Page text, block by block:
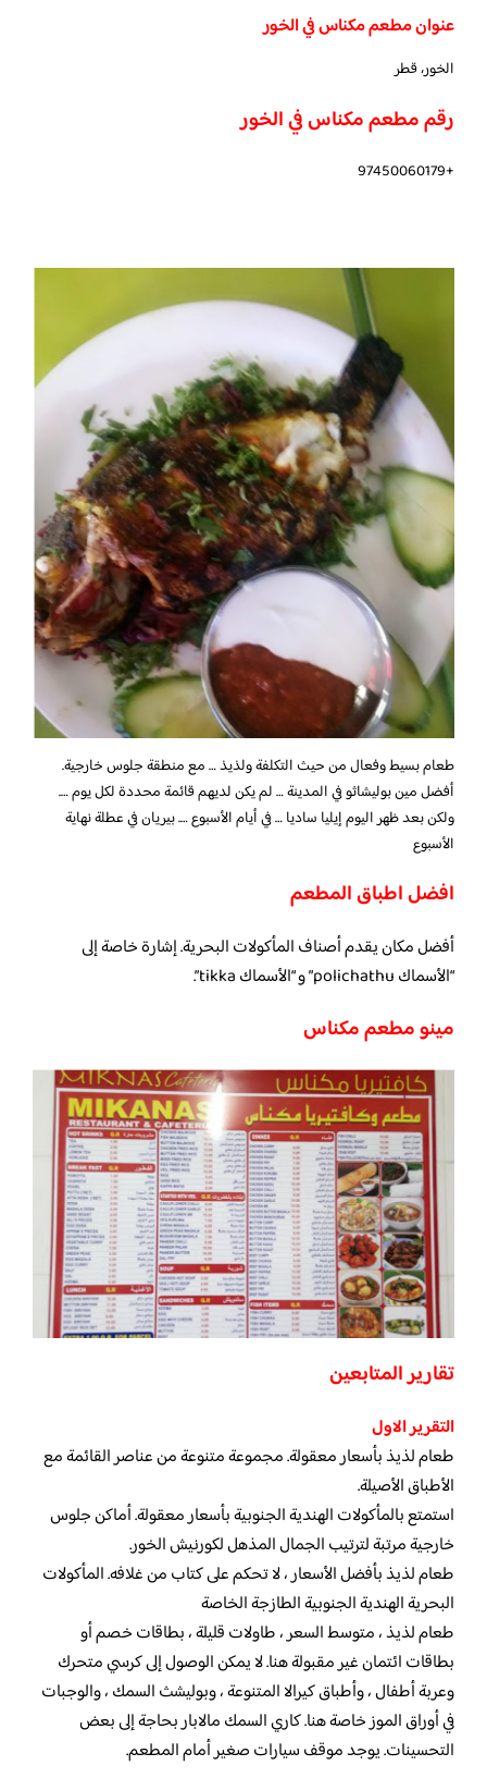
عنوان مطعم مكناس في الخور
الخور، قطر
رقم مطعم مكناس في الخور
+97450060179
طعام بسيط وفعال من حيث التكلفة ولذيذ … مع منطقة جلوس خارجية.
أفضل مين بوليشاثو في المدينة … لم يكن لديهم قائمة محددة لكل يوم ….
ولكن بعد ظهر اليوم إيليا ساديا … في أيام الأسبوع …. بيريان في عطلة نهاية
الأسبوع
افضل اطباق المطعم
أفضل مكان يقدم أصناف المأكولات البحرية. إشارة خاصة إلى
“الأسماك polichathu” و “الأسماك tikka”.
مينو مطعم مكناس
تقارير المتابعين
التقرير الاول
طعام لذيذ بأسعار معقولة. مجموعة متنوعة من عناصر القائمة مع
الأطباق الأصيلة.
استمتع بالمأكولات الهندية الجنوبية بأسعار معقولة. أماكن جلوس
خارجية مرتبة لترتيب الجمال المذهل لكورنيش الخور.
طعام لذيذ بأفضل الأسعار ، لا تحكم على كتاب من غلافه. المأكولات
البحرية الهندية الجنوبية الطازجة الخاصة
طعام لذيذ ، متوسط ​​السعر ، طاولات قليلة ، بطاقات خصم أو
بطاقات ائتمان غير مقبولة هنا. لا يمكن الوصول إلى كرسي متحرك
وعربة أطفال ، وأطباق كيرالا المتنوعة ، وبوليشث السمك ، والوجبات
في أوراق الموز خاصة هنا. كاري السمك مالابار بحاجة إلى بعض
التحسينات. يوجد موقف سيارات صغير أمام المطعم.